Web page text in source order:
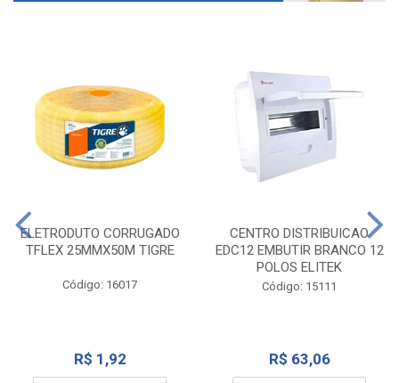
ELETRODUTO CORRUGADO
TFLEX 25MMX50M TIGRE
Código: 16017
R$ 1,92
CENTRO DISTRIBUICAO
EDC12 EMBUTIR BRANCO 12
POLOS ELITEK
Código: 15111
R$ 63,06